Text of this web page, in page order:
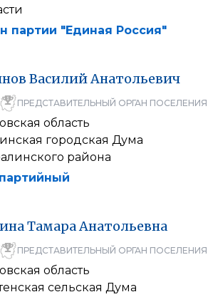
партии "Единая Россия"
ВасилийАнатольевич
ПРЕДСТАВИТЕЛЬНЫЙ ОРГАН ПОСЕЛЕНИЯ
область
городская Дума
района
ТамараАнатольевна
ПРЕДСТАВИТЕЛЬНЫЙ ОРГАН ПОСЕЛЕНИЯ
область
сельская Дума